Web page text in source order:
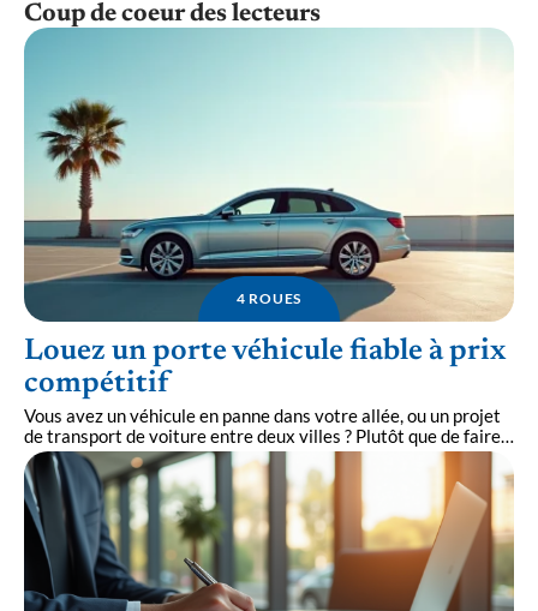
Coup de coeur des lecteurs
4 ROUES
Louez un porte véhicule fiable à prix
compétitif
Vous avez un véhicule en panne dans votre allée, ou un projet
de transport de voiture entre deux villes ? Plutôt que de faire…